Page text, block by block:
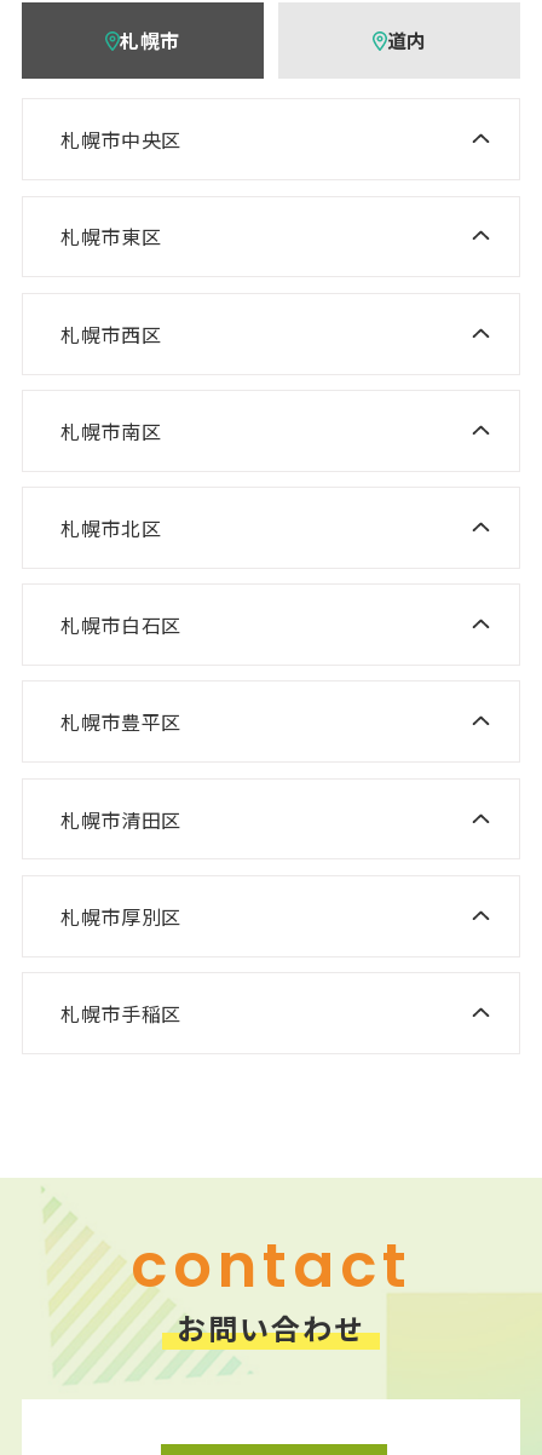
札幌市 道内
札幌市中央区
NISCO plus 伏見教室
NISCO plus 円山教室
ニスコパーソナル 伏見教室
ニスコパーソナル 桑園教室
ニスコパーソナル 山鼻教室
札幌市東区
ニスコ進学スクール 札苗北教室
ニスコパーソナル 環状通東教室
札幌市西区
ニスコ進学スクール 山の手教室
ニスコ進学スクール 八軒教室
ニスコパーソナル 宮の沢教室
札幌市南区
札幌市北区
ニスコ進学スクール あいの里教室
ニスコ進学スクール 新琴似教室
札幌市白石区
ニスコ進学スクール 北郷教室
札幌市豊平区
ニスコパーソナル 福住教室
札幌市清田区
ニスコ進学スクール 平岡緑教室
ニスコ進学スクール 平岡中央教室
札幌市厚別区
ニスコ進学スクール 森林公園教室
ニスコパーソナル 平岡公園教室
札幌市手稲区
contact
お問い合わせ